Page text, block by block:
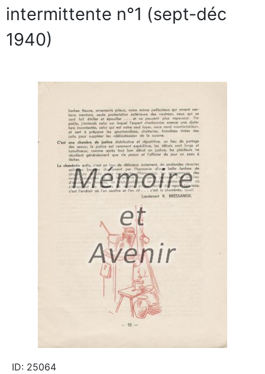
intermittente n°1 (sept-déc
1940)
ID: 25064